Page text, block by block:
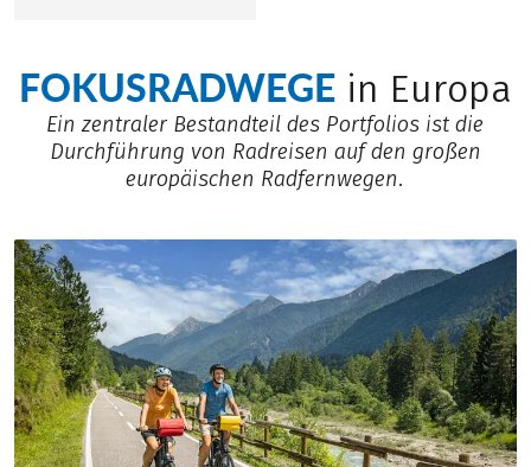
FOKUSRADWEGEin Europa
Ein zentraler Bestandteil des Portfolios ist die
Durchführung von Radreisen auf den großen
europäischen Radfernwegen.